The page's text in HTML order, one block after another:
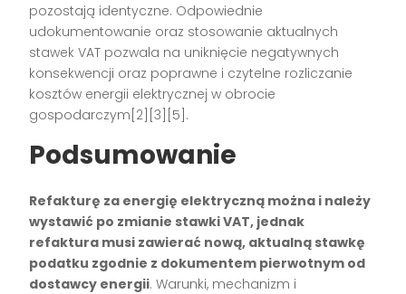
pozostają identyczne. Odpowiednie
udokumentowanie oraz stosowanie aktualnych
stawek VAT pozwala na uniknięcie negatywnych
konsekwencji oraz poprawne i czytelne rozliczanie
kosztów energii elektrycznej w obrocie
gospodarczym[2][3][5].
Podsumowanie
Refakturę za energię elektryczną można i należy
wystawić po zmianie stawki VAT, jednak
refaktura musi zawierać nową, aktualną stawkę
podatku zgodnie z dokumentem pierwotnym od
dostawcy energii. Warunki, mechanizm i